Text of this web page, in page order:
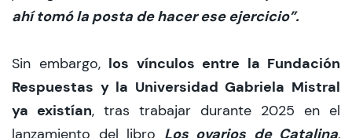
ahí tomó la posta de hacer ese ejercicio”.
Sin embargo, los vínculos entre la Fundación
Respuestas y la Universidad Gabriela Mistral
ya existían, tras trabajar durante 2025 en el
lanzamiento del libro Los ovarios de Catalina,